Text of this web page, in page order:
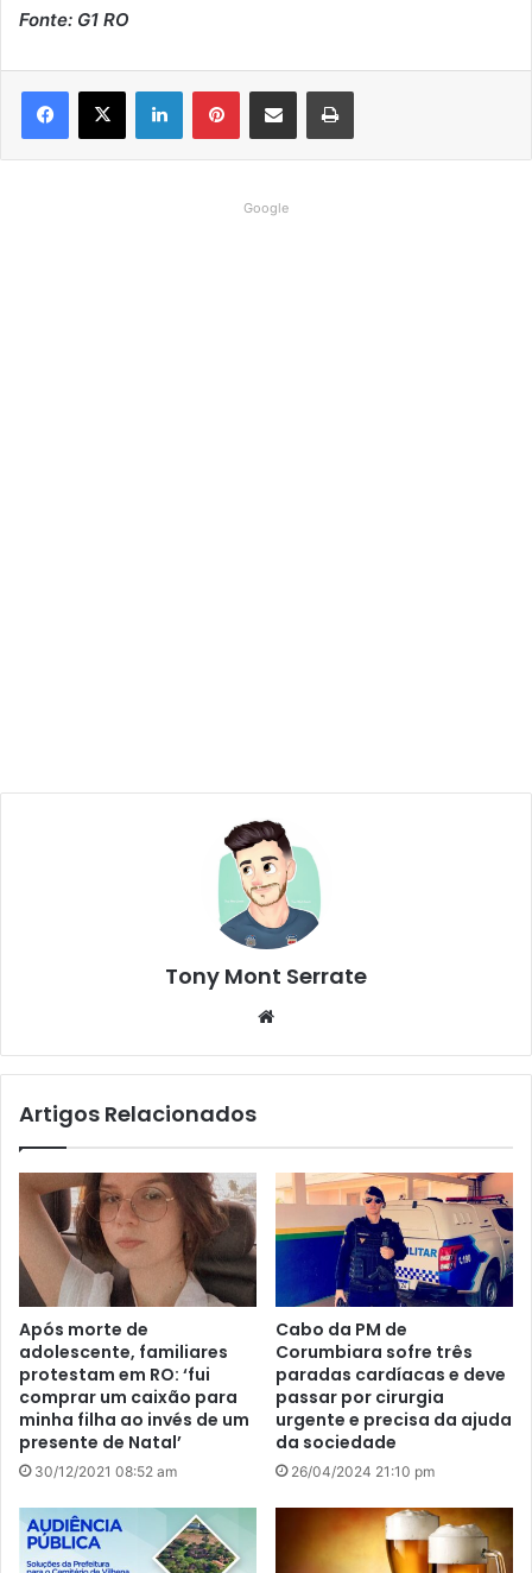
Fonte: G1 RO
Google
Tony Mont Serrate
te
Artigos Relacionados
Após morte de
adolescente, familiares
protestam em RO: ‘fui
comprar um caixão para
minha filha ao invés de um
presente de Natal’
30/12/2021 08:52 am
Cabo da PM de
Corumbiara sofre três
paradas cardíacas e deve
passar por cirurgia
urgente e precisa da ajuda
da sociedade
26/04/2024 21:10 pm